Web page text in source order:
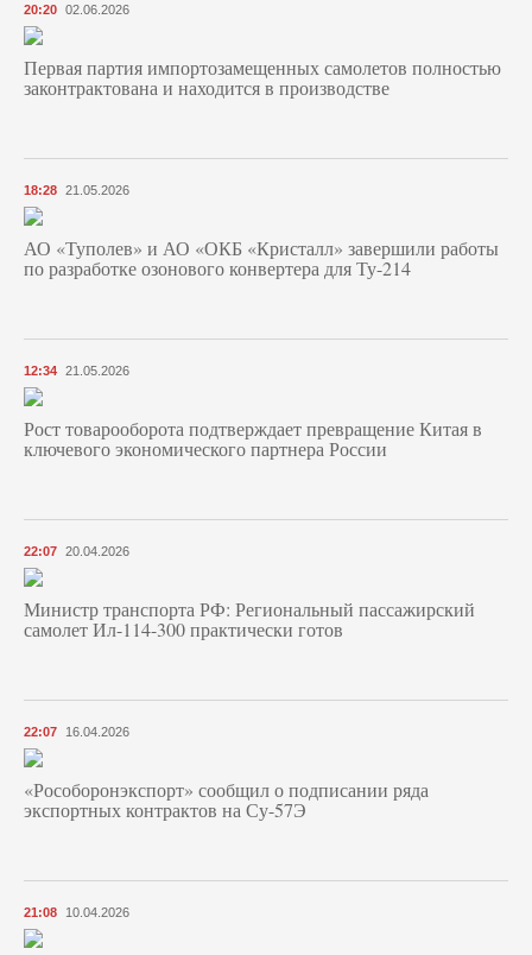
20:20 02.06.2026
Первая партия импортозамещенных самолетов полностью
законтрактована и находится в производстве
18:28 21.05.2026
АО «Туполев» и АО «ОКБ «Кристалл» завершили работы
по разработке озонового конвертера для Ту-214
12:34 21.05.2026
Рост товарооборота подтверждает превращение Китая в
ключевого экономического партнера России
22:07 20.04.2026
Министр транспорта РФ: Региональный пассажирский
самолет Ил-114-300 практически готов
22:07 16.04.2026
«Рособоронэкспорт» сообщил о подписании ряда
экспортных контрактов на Су-57Э
21:08 10.04.2026